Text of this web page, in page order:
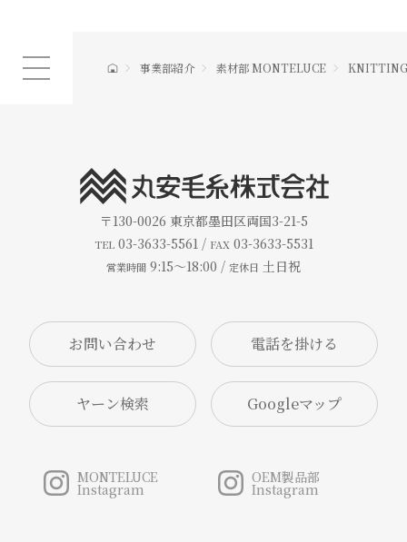
事業部紹介 素材部 MONTELUCE
〒130-0026 東京都墨田区両国3-21-5
TEL03-3633-5561 / FAX03-3633-5531
営業時間 9:15～18:00 / 定休日 土日祝
お問い合わせ
ヤーン検索 Googleマップ
MONTELUCE
Instagram
OEM製品部
Instagram